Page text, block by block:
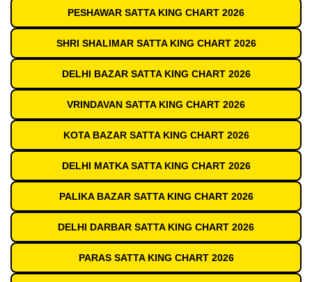
PESHAWAR SATTA KING CHART 2026
SHRI SHALIMAR SATTA KING CHART 2026
DELHI BAZAR SATTA KING CHART 2026
VRINDAVAN SATTA KING CHART 2026
KOTA BAZAR SATTA KING CHART 2026
DELHI MATKA SATTA KING CHART 2026
PALIKA BAZAR SATTA KING CHART 2026
DELHI DARBAR SATTA KING CHART 2026
PARAS SATTA KING CHART 2026